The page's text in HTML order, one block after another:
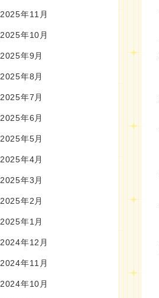
2025年11月
2025年10月
2025年9月
2025年8月
2025年7月
2025年6月
2025年5月
2025年4月
2025年3月
2025年2月
2025年1月
2024年12月
2024年11月
2024年10月